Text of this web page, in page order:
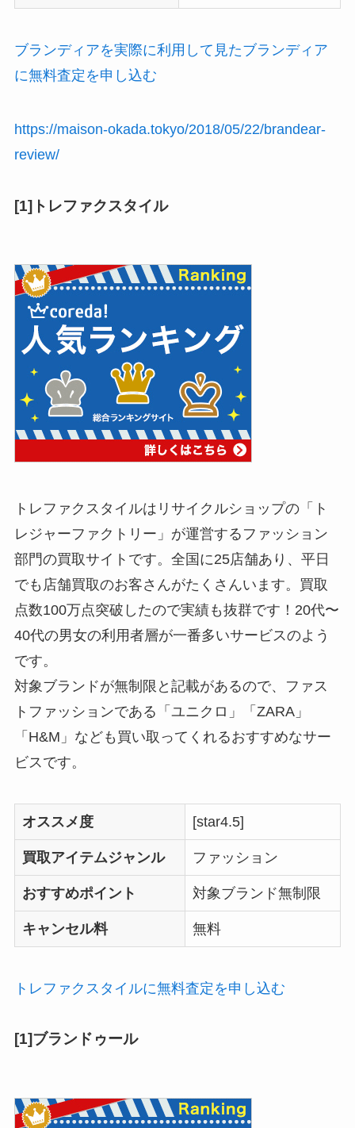
ブランディアを実際に利用して見たブランディア
に無料査定を申し込む
https://maison-okada.tokyo/2018/05/22/brandear-
review/
[1]トレファクスタイル
トレファクスタイルはリサイクルショップの「ト
レジャーファクトリー」が運営するファッション
部門の買取サイトです。全国に25店舗あり、平日
でも店舗買取のお客さんがたくさんいます。買取
点数100万点突破したので実績も抜群です！20代〜
40代の男女の利用者層が一番多いサービスのよう
です。
対象ブランドが無制限と記載があるので、ファス
トファッションである「ユニクロ」「ZARA」
「H&M」なども買い取ってくれるおすすめなサー
ビスです。
オススメ度 [star4.5]
買取アイテムジャンル ファッション
おすすめポイント 対象ブランド無制限
キャンセル料 無料
トレファクスタイルに無料査定を申し込む
[1]ブランドゥール